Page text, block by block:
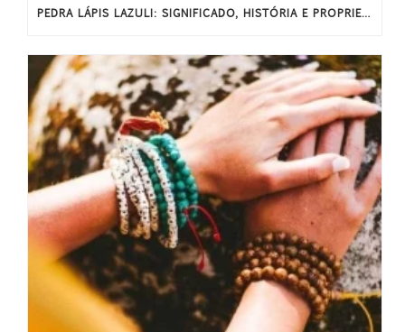
PEDRA LÁPIS LAZULI: SIGNIFICADO, HISTÓRIA E PROPRIEDADES ENERGÉTICAS